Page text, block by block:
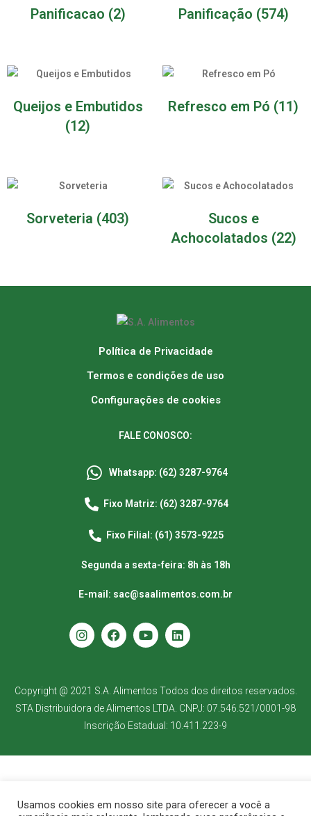
Panificacao (2) Panificação (574)
Queijos e Embutidos
(12)
Refresco em Pó (11)
Sorveteria (403)
Sucos e
Achocolatados (22)
Política de Privacidade
Termos e condições de uso
Configurações de cookies
FALE CONOSCO:
Whatsapp: (62) 3287-9764
Fixo Matriz: (62) 3287-9764
Fixo Filial: (61) 3573-9225
Segunda a sexta-feira: 8h às 18h
E-mail: sac@saalimentos.com.br
Copyright @ 2021 S.A. Alimentos Todos dos direitos reservados.
STA Distribuidora de Alimentos LTDA. CNPJ: 07.546.521/0001-98
Inscrição Estadual: 10.411.223-9
Usamos cookies em nosso site para oferecer a você a